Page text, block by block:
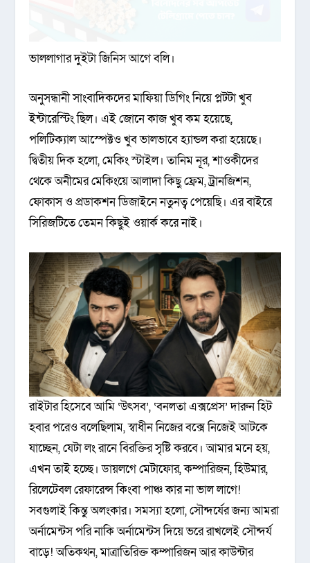
ভাললাগার দুইটা জিনিস আগে বলি।
অনুসন্ধানী সাংবাদিকদের মাফিয়া ডিগিং নিয়ে প্লটটা খুব
ইন্টারেস্টিং ছিল। এই জোনে কাজ খুব কম হয়েছে,
পলিটিক্যাল আস্পেক্টও খুব ভালভাবে হ্যান্ডল করা হয়েছে।
দ্বিতীয় দিক হলো, মেকিং স্টাইল। তানিম নূর, শাওকীদের
থেকে অনীমের মেকিংয়ে আলাদা কিছু ফ্রেম, ট্রানজিশন,
ফোকাস ও প্রডাকশন ডিজাইনে নতুনত্ব পেয়েছি। এর বাইরে
সিরিজটিতে তেমন কিছুই ওয়ার্ক করে নাই।
রাইটার হিসেবে আমি ‘উৎসব’, ‘বনলতা এক্সপ্রেস’ দারুন হিট
হবার পরেও বলেছিলাম, স্বাধীন নিজের বক্সে নিজেই আটকে
যাচ্ছেন, যেটা লং রানে বিরক্তির সৃষ্টি করবে। আমার মনে হয়,
এখন তাই হচ্ছে। ডায়লগে মেটাফোর, কম্পারিজন, হিউমার,
রিলেটেবল রেফারেন্স কিংবা পাঞ্চ কার না ভাল লাগে!
সবগুলাই কিন্তু অলংকার। সমস্যা হলো, সৌন্দর্যের জন্য আমরা
অর্নামেন্টস পরি নাকি অর্নামেন্টস দিয়ে ভরে রাখলেই সৌন্দর্য
বাড়ে! অতিকথন, মাত্রাতিরিক্ত কম্পারিজন আর কাউন্টার